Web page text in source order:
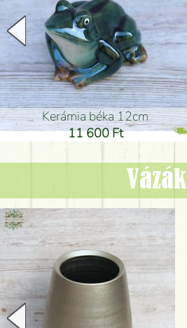
Kerámia béka 12cm
11 600 Ft
Vázák